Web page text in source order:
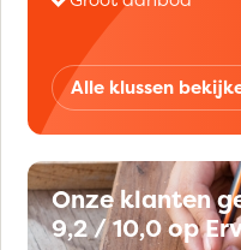
Alle klussen
Onze klanten
9,2 / 10,0 op